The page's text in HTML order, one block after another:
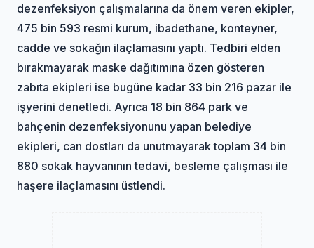
dezenfeksiyon çalışmalarına da önem veren ekipler,
475 bin 593 resmi kurum, ibadethane, konteyner,
cadde ve sokağın ilaçlamasını yaptı. Tedbiri elden
bırakmayarak maske dağıtımına özen gösteren
zabıta ekipleri ise bugüne kadar 33 bin 216 pazar ile
işyerini denetledi. Ayrıca 18 bin 864 park ve
bahçenin dezenfeksiyonunu yapan belediye
ekipleri, can dostları da unutmayarak toplam 34 bin
880 sokak hayvanının tedavi, besleme çalışması ile
haşere ilaçlamasını üstlendi.